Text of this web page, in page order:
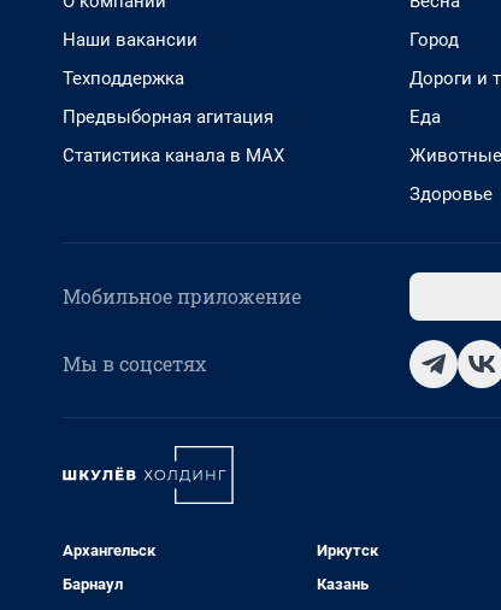
Наши вакансии
Техподдержка
Предвыборная агитация
Статистика канала в MAX
Город
Дороги и
Еда
Животные
Здоровье
Мобильное приложение
Мы в соцсетях
Архангельск
Барнаул
Иркутск
Казань